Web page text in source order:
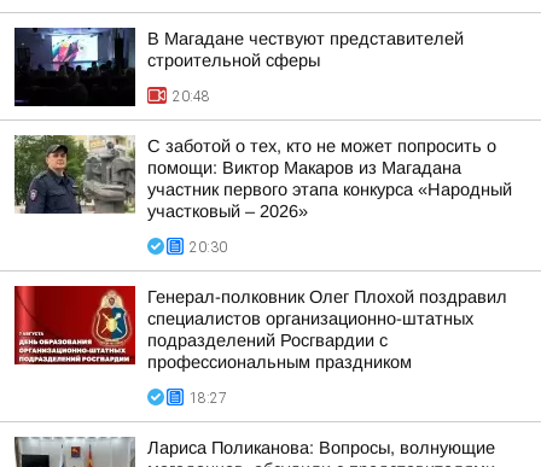
В Магадане чествуют представителей
строительной сферы
20:48
С заботой о тех, кто не может попросить о
помощи: Виктор Макаров из Магадана
участник первого этапа конкурса «Народный
участковый – 2026»
20:30
Генерал-полковник Олег Плохой поздравил
специалистов организационно-штатных
подразделений Росгвардии с
профессиональным праздником
18:27
Лариса Поликанова: Вопросы, волнующие